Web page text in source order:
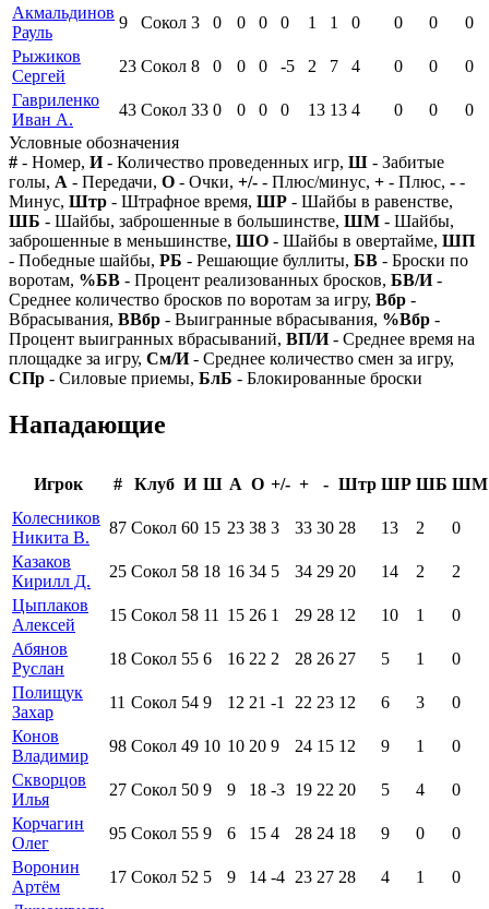
Акмальдинов
Рауль
9 Сокол 3 0 0 0 0 1 1 0 0 0
0
Рыжиков
Сергей
23 Сокол 8 0 0 0 -5 2 7 4 0 0
0
Гавриленко
Иван А.
43 Сокол 33 0 0 0 0 13 13 4 0 0
0
Условные обозначения
# - Номер, И- Количество проведенных игр, Ш - Забитые
голы, А - Передачи, О - Очки, +/- - Плюс/минус, + - Плюс, - -
Минус, Штр - Штрафное время, ШР - Шайбы в равенстве,
ШБ - Шайбы, заброшенные в большинстве, ШМ - Шайбы,
заброшенные в меньшинстве, ШО - Шайбы в овертайме, ШП
- Победные шайбы, РБ - Решающие буллиты, БВ - Броски по
воротам, %БВ - Процент реализованных бросков, БВ/И-
Среднее количество бросков по воротам за игру, Вбр -
Вбрасывания, ВВбр - Выигранные вбрасывания, %Вбр -
Процент выигранных вбрасываний, ВП/И- Среднее время на
площадке за игру, См/И- Среднее количество смен за игру,
СПр - Силовые приемы, БлБ - Блокированные броски
Нападающие
Игрок # Клуб И Ш А О +/- + - Штр ШР ШБ ШМ
Колесников
Никита В.
87 Сокол 60 15 23 38 3 33 30 28 13 2
0
Казаков
Кирилл Д.
25 Сокол 58 18 16 34 5 34 29 20 14 2
2
Цыплаков
Алексей
15 Сокол 58 11 15 26 1 29 28 12 10 1
0
Абянов
Руслан
18 Сокол 55 6 16 22 2 28 26 27 5 1
0
Полищук
Захар
11 Сокол 54 9 12 21 -1 22 23 12 6 3
0
Конов
Владимир
98 Сокол 49 10 10 20 9 24 15 12 9 1
0
Скворцов
Илья
27 Сокол 50 9 9 18 -3 19 22 20 5 4
0
Корчагин
Олег
95 Сокол 55 9 6 15 4 28 24 18 9 0
0
Воронин
Артём
17 Сокол 52 5 9 14 -4 23 27 28 4 1
0